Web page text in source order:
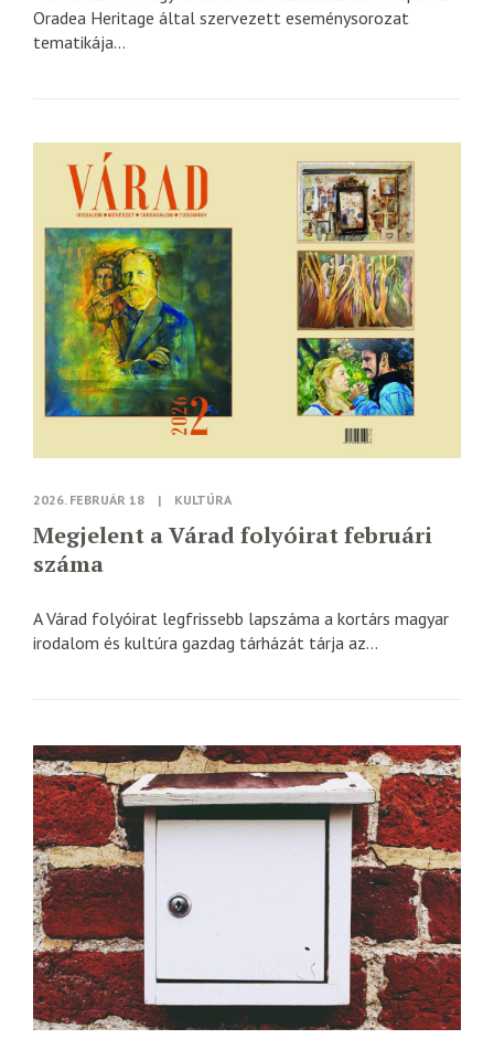
Oradea Heritage által szervezett eseménysorozat
tematikája...
2026. FEBRUÁR 18 | KULTÚRA
Megjelent a Várad folyóirat februári
száma
A Várad folyóirat legfrissebb lapszáma a kortárs magyar
irodalom és kultúra gazdag tárházát tárja az...